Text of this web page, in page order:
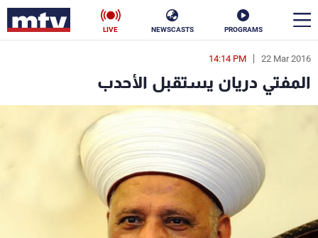
PROGRAMS
NEWSCASTS
LIVE
22 Mar 2016
14:14 PM
المفتي دريان يستقبل الأحدب
en
الأخبار
فن
رياضة
كأس العالم